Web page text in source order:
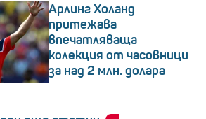
Арлинг Холанд
притежава
впечатляваща
колекция от часовници
за над 2 млн. долара